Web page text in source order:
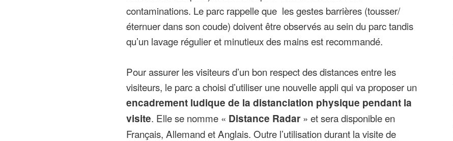
contaminations. Le parc rappelle que les gestes barrières (tousser/
éternuer dans son coude) doivent être observés au sein du parc tandis
qu’un lavage régulier et minutieux des mains est recommandé.
Pour assurer les visiteurs d’un bon respect des distances entre les
visiteurs, le parc a choisi d’utiliser une nouvelle appli qui va proposer un
encadrement ludique de la distanciation physique pendant la
visite. Elle se nomme « Distance Radar » et sera disponible en
Français, Allemand et Anglais. Outre l’utilisation durant la visite de